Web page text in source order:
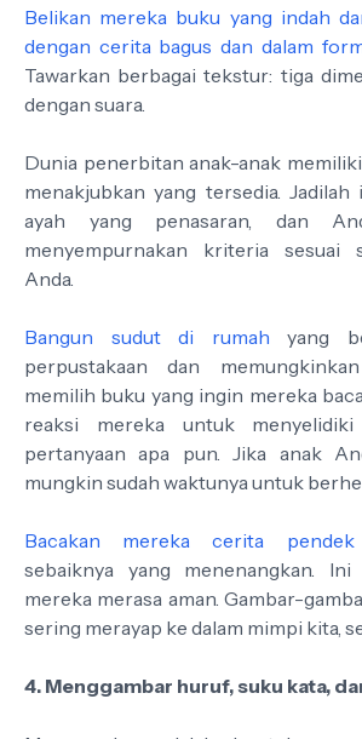
Belikan mereka buku yang indah
dengan cerita bagus dan dalam
Tawarkan berbagai tekstur: tiga
dengan suara.
Dunia penerbitan anak-anak
menakjubkan yang tersedia.
ayah yang penasaran, dan
menyempurnakan kriteria sesuai
Anda.
Bangun sudut di rumah yang
perpustakaan dan
memilih buku yang ingin mereka
reaksi mereka untuk menyelidiki
pertanyaan apa pun. Jika anak
mungkin sudah waktunya untuk
Bacakan mereka cerita
sebaiknya yang menenangkan.
mereka merasa aman. Gambar-
sering merayap ke dalam mimpi kita,
4. Menggambar huruf, suku kata,